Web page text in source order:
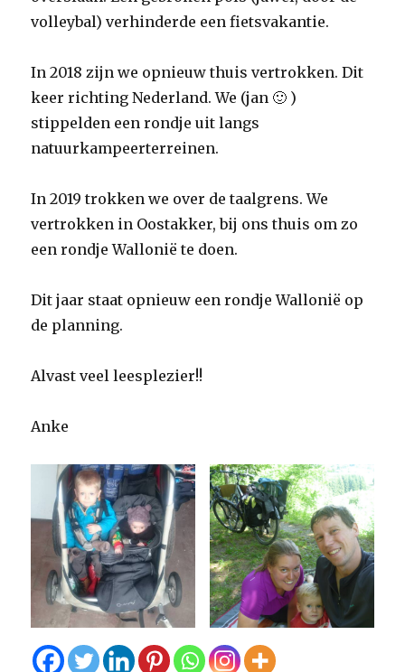
volleybal) verhinderde een fietsvakantie.
In 2018 zijn we opnieuw thuis vertrokken. Dit
keer richting Nederland. We (jan 🙂 )
stippelden een rondje uit langs
natuurkampeerterreinen.
In 2019 trokken we over de taalgrens. We
vertrokken in Oostakker, bij ons thuis om zo
een rondje Wallonië te doen.
Dit jaar staat opnieuw een rondje Wallonië op
de planning.
Alvast veel leesplezier!!
Anke